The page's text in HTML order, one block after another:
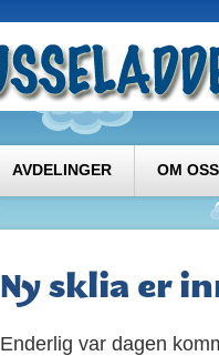
AVDELINGER OM OSS
Ny sklia er
Enderlig var dagen